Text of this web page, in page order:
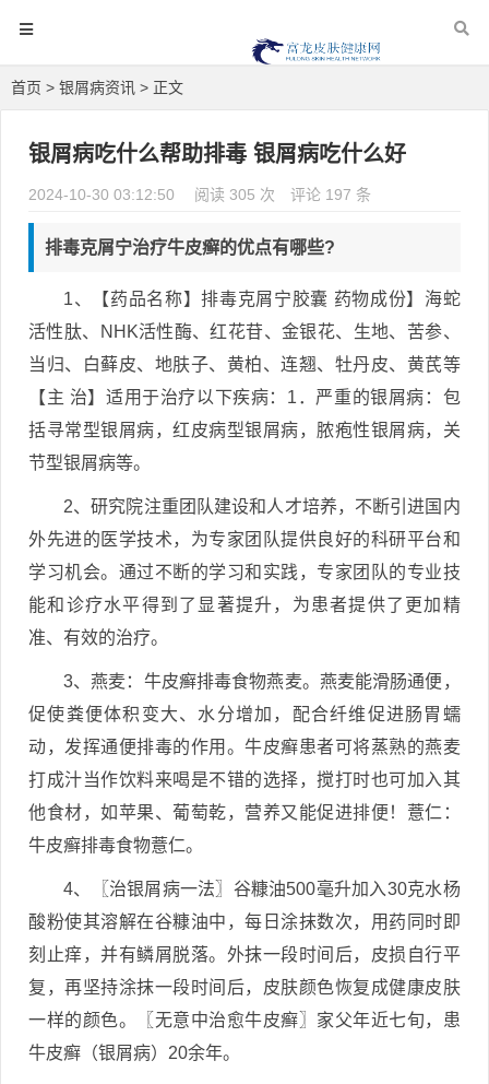
首页 > 银屑病资讯 > 正文
银屑病吃什么帮助排毒 银屑病吃什么好
2024-10-30 03:12:50 阅读 305 次 评论 197 条
排毒克屑宁治疗牛皮癣的优点有哪些?
1、【药品名称】排毒克屑宁胶囊 药物成份】海蛇
活性肽、NHK活性酶、红花苷、金银花、生地、苦参、
当归、白藓皮、地肤子、黄柏、连翘、牡丹皮、黄芪等
【主 治】适用于治疗以下疾病：1．严重的银屑病：包
括寻常型银屑病，红皮病型银屑病，脓疱性银屑病，关
节型银屑病等。
2、研究院注重团队建设和人才培养，不断引进国内
外先进的医学技术，为专家团队提供良好的科研平台和
学习机会。通过不断的学习和实践，专家团队的专业技
能和诊疗水平得到了显著提升，为患者提供了更加精
准、有效的治疗。
3、燕麦：牛皮癣排毒食物燕麦。燕麦能滑肠通便，
促使粪便体积变大、水分增加，配合纤维促进肠胃蠕
动，发挥通便排毒的作用。牛皮癣患者可将蒸熟的燕麦
打成汁当作饮料来喝是不错的选择，搅打时也可加入其
他食材，如苹果、葡萄乾，营养又能促进排便！薏仁：
牛皮癣排毒食物薏仁。
4、〖治银屑病一法〗谷糠油500毫升加入30克水杨
酸粉使其溶解在谷糠油中，每日涂抹数次，用药同时即
刻止痒，并有鳞屑脱落。外抹一段时间后，皮损自行平
复，再坚持涂抹一段时间后，皮肤颜色恢复成健康皮肤
一样的颜色。〖无意中治愈牛皮癣〗家父年近七旬，患
牛皮癣（银屑病）20余年。